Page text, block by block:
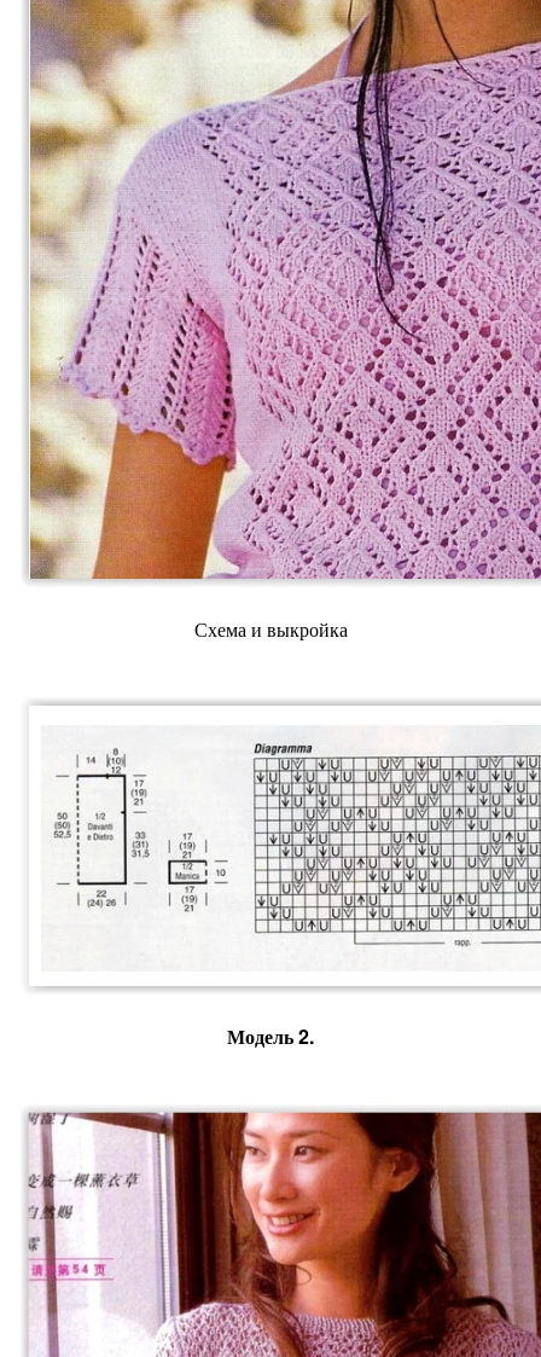
Схема и выкройка
Модель 2.